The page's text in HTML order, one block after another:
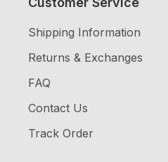
Shipping Information
Returns & Exchanges
FAQ
Contact Us
Track Order